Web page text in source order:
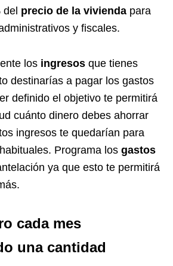
del precio de la vivienda para
y fiscales.
los ingresos que tienes
destinarías a pagar los gastos
definido el objetivo te permitirá
cuánto dinero debes ahorrar
ingresos te quedarían para
Programa los gastos
ya que esto te permitirá
cada mes
una cantidad